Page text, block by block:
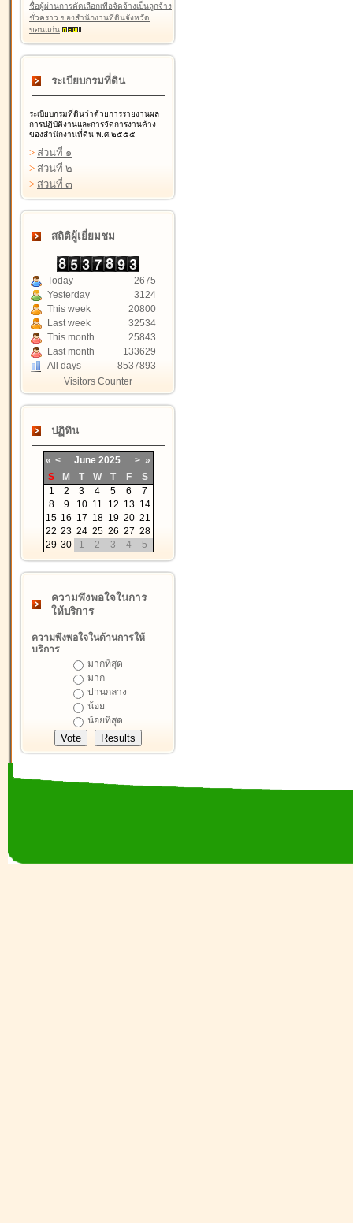
ชื่อผู้ผ่านการคัดเลือกเพื่อจัดจ้างเป็นลูกจ้าง
ชั่วคราว ของสำนักงานที่ดินจังหวัด
ขอนแก่น
ระเบียบกรมที่ดิน
ระเบียบกรมที่ดินว่าด้วยการรายงานผล
การปฏิบัติงานและการจัดการงานค้าง
ของสำนักงานที่ดิน พ.ศ.๒๕๕๕
> ส่วนที่ ๑
> ส่วนที่ ๒
> ส่วนที่ ๓
สถิติผู้เยี่ยมชม
Today
2675
Yesterday
3124
This week
20800
Last week
32534
This month
25843
Last month
133629
All days
8537893
Visitors Counter
ปฏิทิน
« < June 2025 > »
S
M T W T F
S
1
2 3 4 5 6
7
8
9 10 11 12 13 14
15 16 17 18 19 20 21
22 23 24 25 26 27 28
29 30 1 2 3 4 5
ความพึงพอใจในการ
ให้บริการ
ความพึงพอใจในด้านการให้
บริการ
มากที่สุด
มาก
ปานกลาง
น้อย
น้อยที่สุด